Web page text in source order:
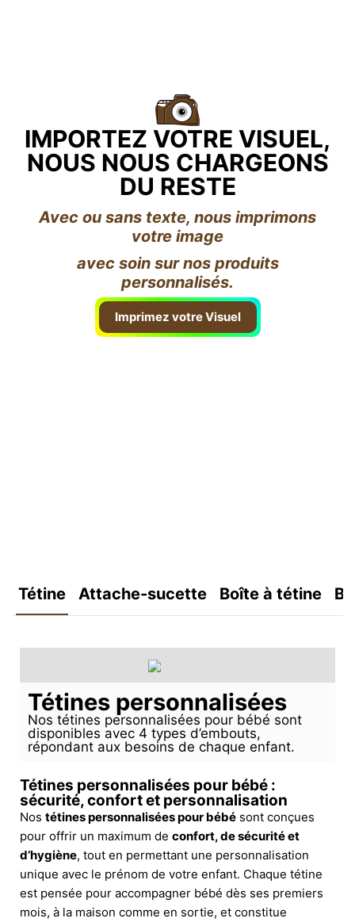
IMPORTEZ VOTRE VISUEL,
NOUS NOUS CHARGEONS
DU RESTE
Avec ou sans texte, nous imprimons
votre image
avec soin sur nos produits
personnalisés.
Imprimez votre Visuel
Tétine Attache-sucette Boîte à tétine
Tétines personnalisées
Nos tétines personnalisées pour bébé sont
disponibles avec 4 types d’embouts,
répondant aux besoins de chaque enfant.
Tétines personnalisées pour bébé :
sécurité, confort et personnalisation
Nos tétines personnalisées pour bébé sont conçues
pour offrir un maximum de confort, de sécurité et
d’hygiène, tout en permettant une personnalisation
unique avec le prénom de votre enfant. Chaque tétine
est pensée pour accompagner bébé dès ses premiers
mois, à la maison comme en sortie, et constitue